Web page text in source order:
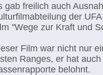
gab freilich auch
der
"Wege zur Kraft und
Film war nicht nur
Ranges, er hat
belohnt.